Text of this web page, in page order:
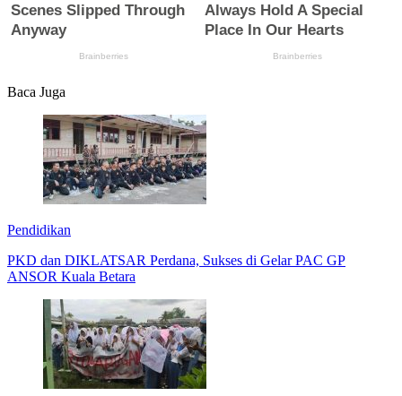
Baca Juga
Pendidikan
PKD dan DIKLATSAR Perdana, Sukses di Gelar PAC GP
ANSOR Kuala Betara